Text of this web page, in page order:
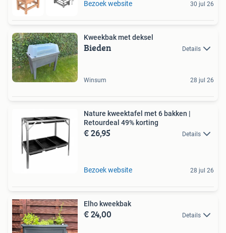
Bezoek website 30 jul 26
Kweekbak met deksel
Bieden Details
Winsum 28 jul 26
Nature kweektafel met 6 bakken |
Retourdeal 49% korting
€ 26,95 Details
Bezoek website 28 jul 26
Elho kweekbak
€ 24,00 Details